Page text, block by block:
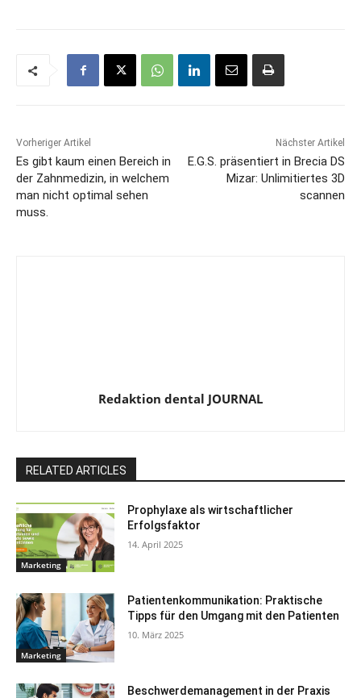
Vorheriger Artikel
Es gibt kaum einen Bereich in
der Zahnmedizin, in welchem
man nicht optimal sehen
muss.
Nächster Artikel
E.G.S. präsentiert in Brecia DS
Mizar: Unlimitiertes 3D
scannen
Redaktion dental JOURNAL
RELATED ARTICLES
Marketing
Prophylaxe als wirtschaftlicher
Erfolgsfaktor
14. April 2025
Marketing
Patientenkommunikation: Praktische
Tipps für den Umgang mit den Patienten
10. März 2025
Beschwerdemanagement in der Praxis